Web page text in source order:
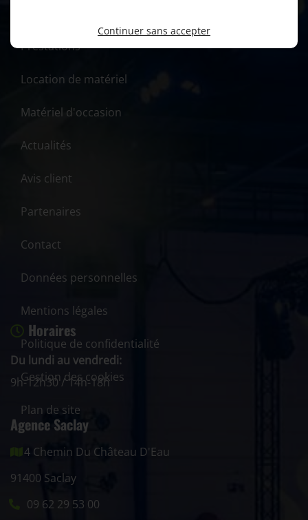
Prestations
Location de matériel
Matériel d'occasion
Actualités
Avis client
Partenaires
Contact
Données personnelles
Mentions légales
Politique de confidentialité
Gestion des cookies
Plan de site
Horaires
Du lundi au vendredi:
9h-12h30 / 14h-18h
Agence Saclay
4 Chemin Du Château D'Eau
91400 Saclay
09 62 29 53 00
Continuer sans accepter